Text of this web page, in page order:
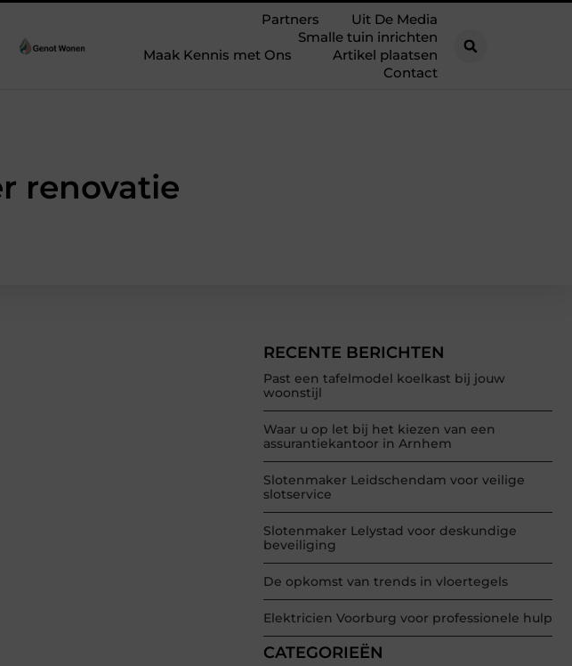
Partners
Uit De Media
Smalle tuin inrichten
Maak Kennis met Ons
Artikel plaatsen
Contact
renovatie
RECENTE BERICHTEN
Past een tafelmodel koelkast bij jouw
woonstijl
Waar u op let bij het kiezen van een
assurantiekantoor in Arnhem
Slotenmaker Leidschendam voor veilige
slotservice
Slotenmaker Lelystad voor deskundige
beveiliging
De opkomst van trends in vloertegels
Elektricien Voorburg voor professionele hulp
CATEGORIEËN